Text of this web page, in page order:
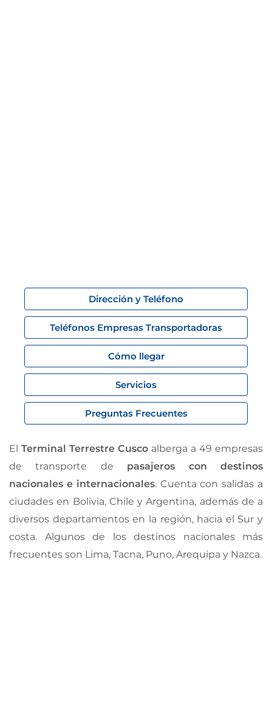
Dirección y Teléfono
Teléfonos Empresas Transportadoras
Cómo llegar
Servicios
Preguntas Frecuentes
El Terminal Terrestre Cusco alberga a 49 empresas
de transporte de pasajeros con destinos
nacionales e internacionales. Cuenta con salidas a
ciudades en Bolivia, Chile y Argentina, además de a
diversos departamentos en la región, hacia el Sur y
costa. Algunos de los destinos nacionales más
frecuentes son Lima, Tacna, Puno, Arequipa y Nazca.